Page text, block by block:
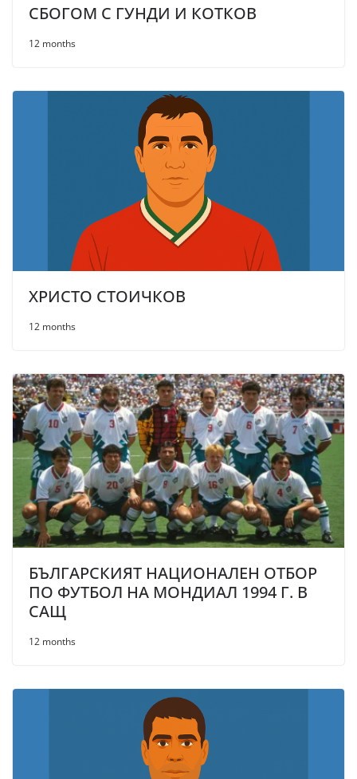
СБОГОМ С ГУНДИ И КОТКОВ
12 months
ХРИСТО СТОИЧКОВ
12 months
БЪЛГАРСКИЯТ НАЦИОНАЛЕН ОТБОР
ПО ФУТБОЛ НА МОНДИАЛ 1994 Г. В
САЩ
12 months